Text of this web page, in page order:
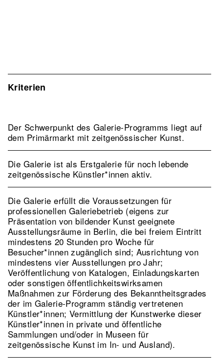
Kriterien
Der Schwerpunkt des Galerie-Programms liegt auf
dem Primärmarkt mit zeitgenössischer Kunst.
Die Galerie ist als Erstgalerie für noch lebende
zeitgenössische Künstler*innen aktiv.
Die Galerie erfüllt die Voraussetzungen für
professionellen Galeriebetrieb (eigens zur
Präsentation von bildender Kunst geeignete
Ausstellungsräume in Berlin, die bei freiem Eintritt
mindestens 20 Stunden pro Woche für
Besucher*innen zugänglich sind; Ausrichtung von
mindestens vier Ausstellungen pro Jahr;
Veröffentlichung von Katalogen, Einladungskarten
oder sonstigen öffentlichkeitswirksamen
Maßnahmen zur Förderung des Bekanntheitsgrades
der im Galerie-Programm ständig vertretenen
Künstler*innen; Vermittlung der Kunstwerke dieser
Künstler*innen in private und öffentliche
Sammlungen und/oder in Museen für
zeitgenössische Kunst im In- und Ausland).